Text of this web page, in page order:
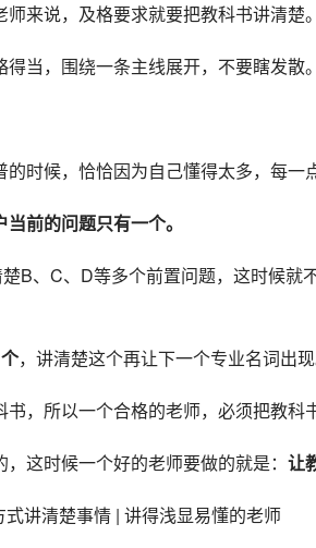
来说，及格要求就要把教科书讲清楚。
当，围绕一条主线展开，不要瞎发散。
时候，恰恰因为自己懂得太多，每一
当前的问题只有一个。
B、C、D等多个前置问题，这时候就
，讲清楚这个再让下一个专业名词出现
，所以一个合格的老师，必须把教科
这时候一个好的老师要做的就是： 让
讲清楚事情 | 讲得浅显易懂的老师